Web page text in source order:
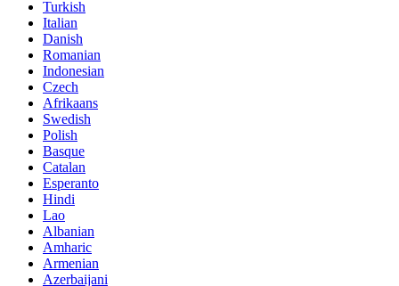
Turkish
Italian
Danish
Romanian
Indonesian
Czech
Afrikaans
Swedish
Polish
Basque
Catalan
Esperanto
Hindi
Lao
Albanian
Amharic
Armenian
Azerbaijani